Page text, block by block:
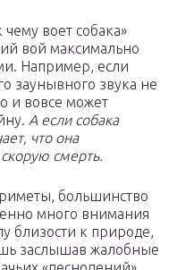
воет собака»
вой максимально
Например, если
заунывного звука не
и вовсе может
А если собака
что она
смерть.
большинство
много внимания
близости к природе,
заслышав жалобные